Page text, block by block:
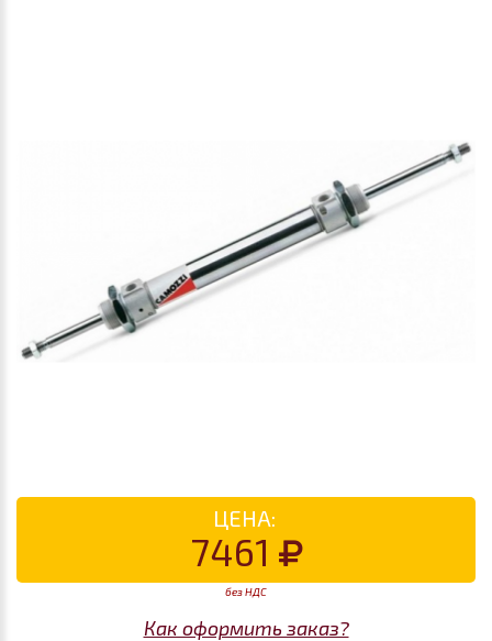
ЦЕНА:
7461
без НДС
Как оформить заказ?